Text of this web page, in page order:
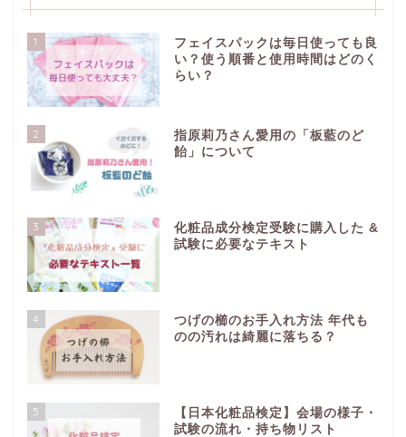
1
フェイスパックは毎日使っても良
い？使う順番と使用時間はどのく
らい？
2
指原莉乃さん愛用の「板藍のど
飴」について
3
化粧品成分検定受験に購入した &
試験に必要なテキスト
4
つげの櫛のお手入れ方法 年代も
のの汚れは綺麗に落ちる？
5
【日本化粧品検定】会場の様子・
試験の流れ・持ち物リスト